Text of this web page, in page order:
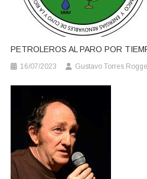
PETROLEROS AL PARO POR
16/07/2023 Gustavo Torres